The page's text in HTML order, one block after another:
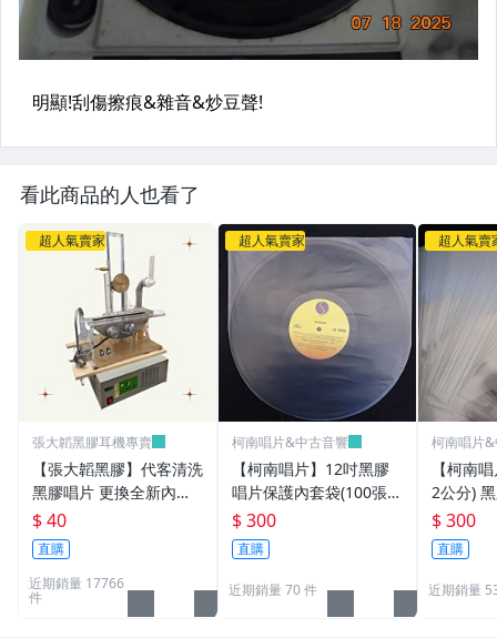
看此商品的人也看了
超人氣賣家
張大韜黑膠耳機專賣
【張大韜黑膠】代客清洗
黑膠唱片 更換全新內套
(內袋)外套(外袋) 採用汪
式超音波洗唱片機 洗片
$ 40
直購
近期銷量 17766
件
超人氣賣家
柯南唱片&中古音響
【柯南唱片】12吋黑膠
唱片保護內套袋(100張/
包) 抗靜電半圓內套袋(台
灣製高品質)
$ 300
直購
近期銷量 70 件
超人氣賣
柯南唱片
【柯南
2公分)
護 外套
100張(
$ 300
直購
近期銷量